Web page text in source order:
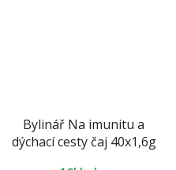
Bylinář Na imunitu a
dýchací cesty čaj 40x1,6g